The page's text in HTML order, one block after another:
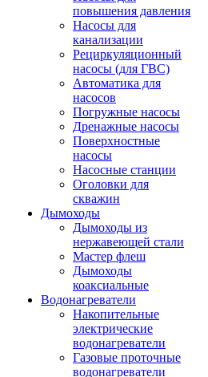
повышения давления
Насосы для
канализации
Рециркуляционный
насосы (для ГВС)
Автоматика для
насосов
Погружные насосы
Дренажные насосы
Поверхностные
насосы
Насосные станции
Оголовки для
скважин
Дымоходы
Дымоходы из
нержавеющей стали
Мастер флеш
Дымоходы
коаксиальные
Водонагреватели
Накопительные
электрические
водонагреватели
Газовые проточные
водонагреватели